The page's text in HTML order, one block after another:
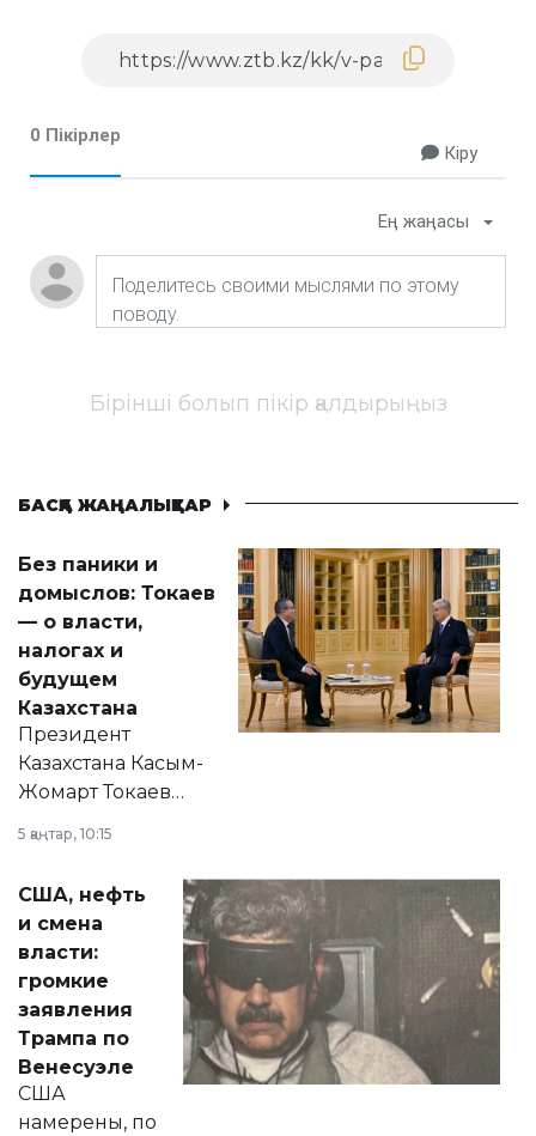
0 Пікірлер
Кіру
Ең жаңасы
Бірінші болып пікір қалдырыңыз
БАСҚА ЖАҢАЛЫҚТАР
Без паники и
домыслов: Токаев
— о власти,
налогах и
будущем
Казахстана
Президент
Казахстана Касым-
Жомарт Токаев
сразу несколько
актуальных тем —
от слухов о
политических
реформах до
вопросов армии,
экономики и
личного здоровья.
5 қаңтар, 10:15
США, нефть
и смена
власти:
громкие
заявления
Трампа по
Венесуэле
США
намерены, по